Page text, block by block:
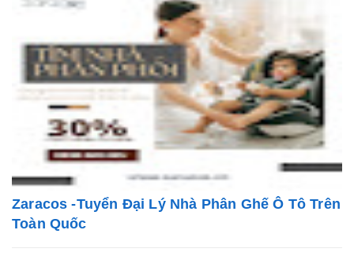
Zaracos -Tuyển Đại Lý Nhà Phân Ghế Ô Tô Trên
Toàn Quốc